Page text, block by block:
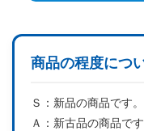
商品の程度につ
Ｓ： 新品の商品です。
Ａ： 新古品の商品です